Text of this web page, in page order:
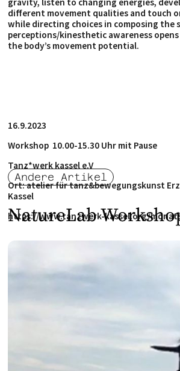
different movement qualities and touch
while directing choices in composing the
perceptions/kinesthetic awareness
the body’s movement potential.
16.9.2023
Workshop 10.00-15.30 Uhr mit Pause
Tanz*werk kassel e.V
Ort: atelier für tanz&bewegungskunst
Kassel
https://www.tanzwerk-kassel.org/
Andere Artikel
NatureLab